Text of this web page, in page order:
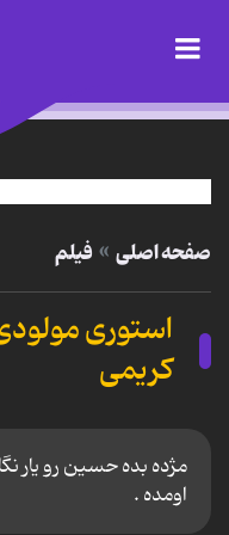
صفحه اصلی فیلم
استوری
کریمی
مژده بده حسین رو یار
اومده .